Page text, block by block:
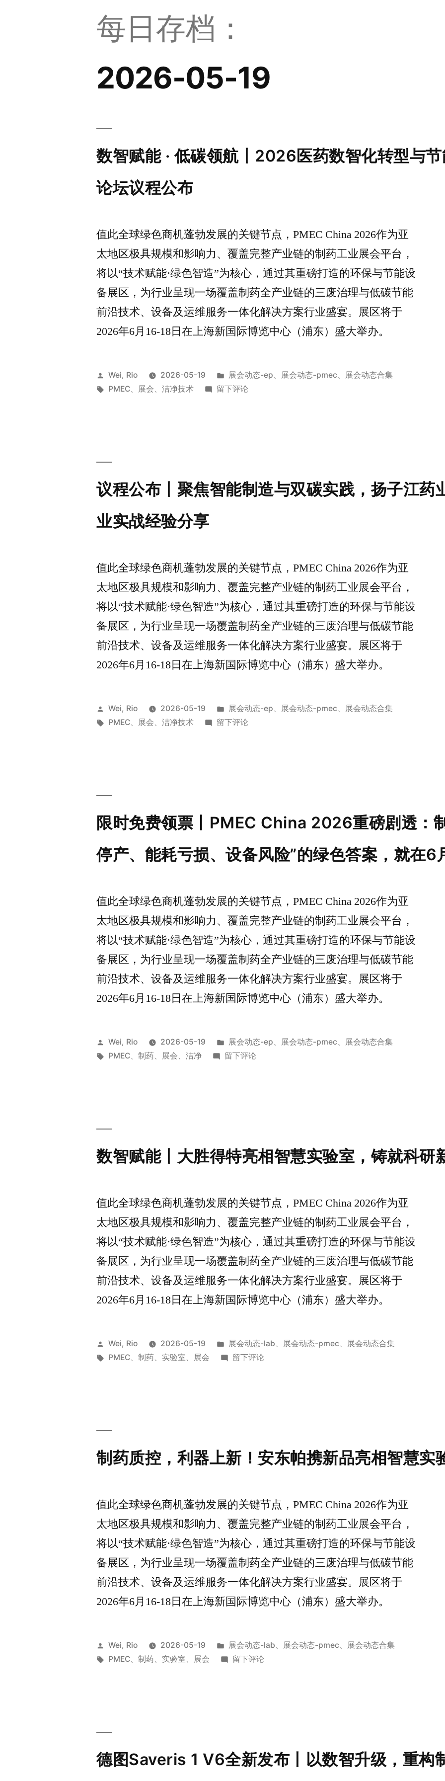
每日存档：
2026-05-19
数智赋能 · 低碳领航丨2026医药数智化转型与
论坛议程公布
值此全球绿色商机蓬勃发展的关键节点，PMEC China 2026作为亚
太地区极具规模和影响力、覆盖完整产业链的制药工业展会平台，
将以“技术赋能·绿色智造”为核心，通过其重磅打造的环保与节能设
备展区，为行业呈现一场覆盖制药全产业链的三废治理与低碳节能
前沿技术、设备及运维服务一体化解决方案行业盛宴。展区将于
2026年6月16-18日在上海新国际博览中心（浦东）盛大举办。
Wei, Rio 2026-05-19 展会动态-ep、 展会动态-pmec、
展会动态合集
PMEC、 展会、洁净技术 留下评论
议程公布丨聚焦智能制造与双碳实践，扬子江药
业实战经验分享
值此全球绿色商机蓬勃发展的关键节点，PMEC China 2026作为亚
太地区极具规模和影响力、覆盖完整产业链的制药工业展会平台，
将以“技术赋能·绿色智造”为核心，通过其重磅打造的环保与节能设
备展区，为行业呈现一场覆盖制药全产业链的三废治理与低碳节能
前沿技术、设备及运维服务一体化解决方案行业盛宴。展区将于
2026年6月16-18日在上海新国际博览中心（浦东）盛大举办。
Wei, Rio 2026-05-19 展会动态-ep、 展会动态-pmec、
展会动态合集
PMEC、 展会、洁净技术 留下评论
限时免费领票丨PMEC China 2026重磅剧透：
停产、能耗亏损、设备风险”的绿色答案，就在6
值此全球绿色商机蓬勃发展的关键节点，PMEC China 2026作为亚
太地区极具规模和影响力、覆盖完整产业链的制药工业展会平台，
将以“技术赋能·绿色智造”为核心，通过其重磅打造的环保与节能设
备展区，为行业呈现一场覆盖制药全产业链的三废治理与低碳节能
前沿技术、设备及运维服务一体化解决方案行业盛宴。展区将于
2026年6月16-18日在上海新国际博览中心（浦东）盛大举办。
Wei, Rio 2026-05-19 展会动态-ep、 展会动态-pmec、
展会动态合集
PMEC、制药、 展会、洁净 留下评论
数智赋能丨大胜得特亮相智慧实验室，铸就科研
值此全球绿色商机蓬勃发展的关键节点，PMEC China 2026作为亚
太地区极具规模和影响力、覆盖完整产业链的制药工业展会平台，
将以“技术赋能·绿色智造”为核心，通过其重磅打造的环保与节能设
备展区，为行业呈现一场覆盖制药全产业链的三废治理与低碳节能
前沿技术、设备及运维服务一体化解决方案行业盛宴。展区将于
2026年6月16-18日在上海新国际博览中心（浦东）盛大举办。
Wei, Rio 2026-05-19 展会动态-lab、 展会动态-pmec、
展会动态合集
PMEC、制药、 实验室、 展会 留下评论
制药质控，利器上新！安东帕携新品亮相智慧实
值此全球绿色商机蓬勃发展的关键节点，PMEC China 2026作为亚
太地区极具规模和影响力、覆盖完整产业链的制药工业展会平台，
将以“技术赋能·绿色智造”为核心，通过其重磅打造的环保与节能设
备展区，为行业呈现一场覆盖制药全产业链的三废治理与低碳节能
前沿技术、设备及运维服务一体化解决方案行业盛宴。展区将于
2026年6月16-18日在上海新国际博览中心（浦东）盛大举办。
Wei, Rio 2026-05-19 展会动态-lab、 展会动态-pmec、
展会动态合集
PMEC、制药、 实验室、 展会 留下评论
德图Saveris 1 V6全新发布丨以数智升级，重构